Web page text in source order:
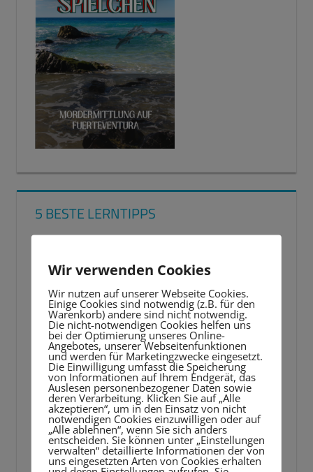
5 BESTE LERNTIPPS
Player
Wir verwenden Cookies
Wir nutzen auf unserer Webseite Cookies.
Einige Cookies sind notwendig (z.B. für den
Warenkorb) andere sind nicht notwendig.
Die nicht-notwendigen Cookies helfen uns
bei der Optimierung unseres Online-
Angebotes, unserer Webseitenfunktionen
und werden für Marketingzwecke eingesetzt.
Die Einwilligung umfasst die Speicherung
von Informationen auf Ihrem Endgerät, das
Auslesen personenbezogener Daten sowie
deren Verarbeitung. Klicken Sie auf „Alle
akzeptieren“, um in den Einsatz von nicht
notwendigen Cookies einzuwilligen oder auf
„Alle ablehnen“, wenn Sie sich anders
entscheiden. Sie können unter „Einstellungen
verwalten“ detaillierte Informationen der von
uns eingesetzten Arten von Cookies erhalten